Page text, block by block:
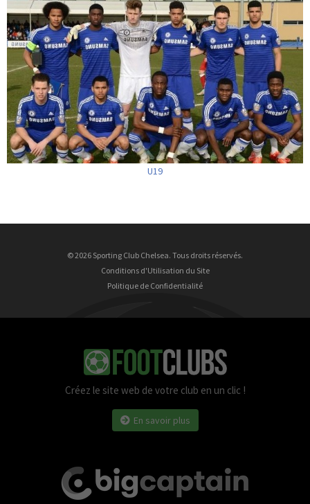
U19
© 2026 Sporting Club Chelsea. Tous droits réservés.
Conditions d'Utilisation du Site
Politique de Confidentialité
Créez le site web de votre club en un clic !
En savoir plus